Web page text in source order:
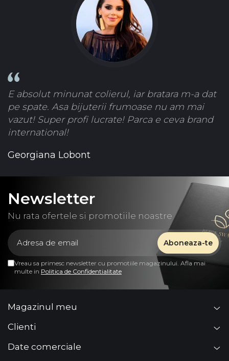
Georgiana Lobont
E absolut minunat colierul, iar bratara m-a dat
pe spate. Asa bijuterii frumoase nu am mai
vazut! Super profi lucrate! Parca e ceva brand
international!
Newsletter
Nu rata ofertele si promotiile noastre
Vreau sa primesc newsletter cu promotiile magazinului. Afla mai
multe in Politica de Confidentialitate
Magazinul meu
Clienti
Date comerciale